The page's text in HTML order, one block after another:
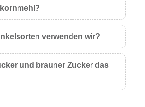
verwenden wir?
und brauner Zucker das